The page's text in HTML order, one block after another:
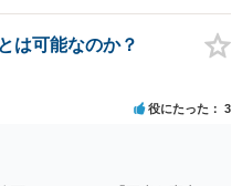
割払いになる可能性はあります
合は、強制執行により不動産等
権回収が図られることになりま
⑤ このような事情であれば、私
返済する必要はないと考えら
続けることがベターかと存じ
ですが、実際に捜査をするの
はり結論は変わらないかもしれ
い」とうたっている弁護士に相
、ご参考まで。
は可能なのか？
役にたった 3